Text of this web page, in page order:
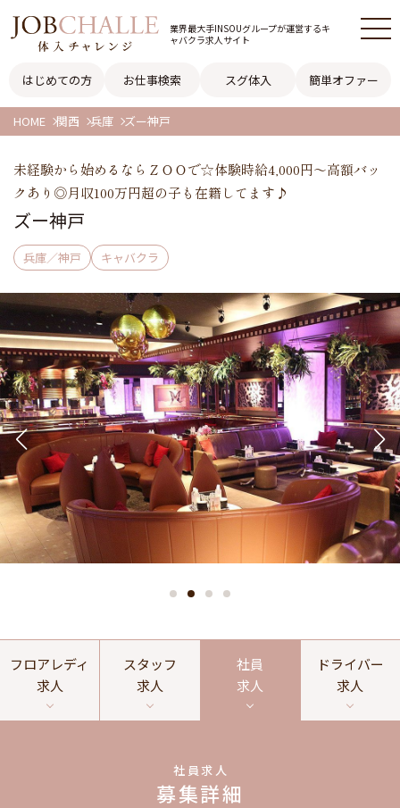
業界最大手INSOUグループが運営するキ
ャバクラ求人サイト
はじめての方 お仕事検索 スグ体入 簡単オファー
HOME 関西 兵庫 ズー神戸
未経験から始めるならＺＯＯで☆体験時給4,000円～高額バッ
クあり◎月収100万円超の子も在籍してます♪
ズー神戸
兵庫／神戸 キャバクラ
フロアレディ
求人
スタッフ
求人
社員
求人
ドライバー
求人
社員求人
募集詳細